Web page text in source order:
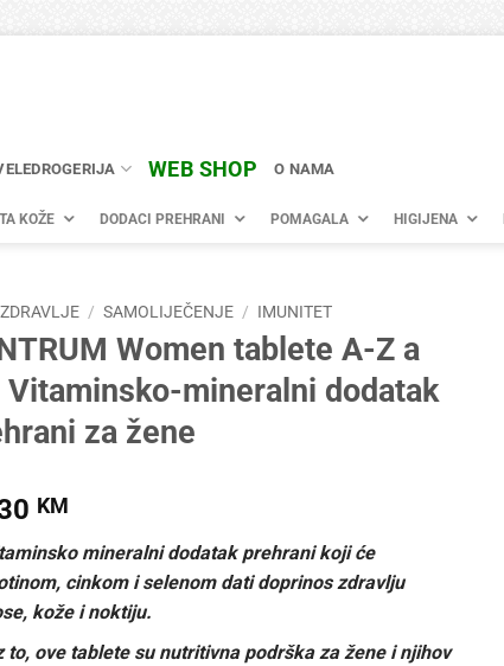
WEB SHOP O NAMA
KOŽE DODACI PREHRANI POMAGALA HIGIJENA
/ SAMOLIJEČENJE / IMUNITET
Women tablete A-Z a
Vitaminsko-mineralni dodatak
za žene
KM
mineralni dodatak prehrani koji će
cinkom i selenom dati doprinos zdravlju
kože i noktiju.
to, ove tablete su nutritivna podrška za žene i njihov